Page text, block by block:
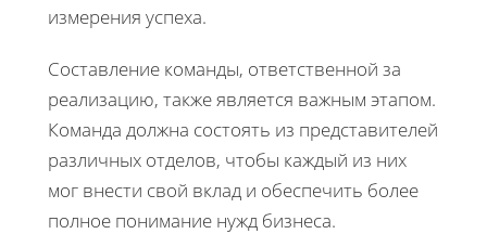
измерения успеха.
Составление команды, ответственной за
реализацию, также является важным этапом.
Команда должна состоять из представителей
различных отделов, чтобы каждый из них
мог внести свой вклад и обеспечить более
полное понимание нужд бизнеса.